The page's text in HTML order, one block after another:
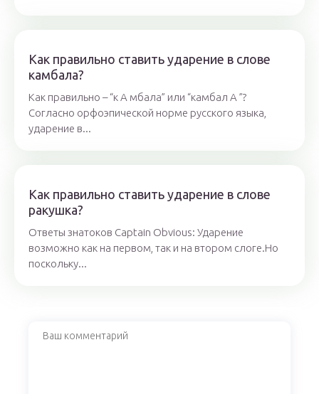
Как правильно ставить ударение в слове
камбала?
Как правильно – “к А мбала” или “камбал А ”?
Согласно орфоэпической норме русского языка,
ударение в...
Как правильно ставить ударение в слове
ракушка?
Ответы знатоков Captain Obvious: Ударение
возможно как на первом, так и на втором слоге.Но
поскольку...